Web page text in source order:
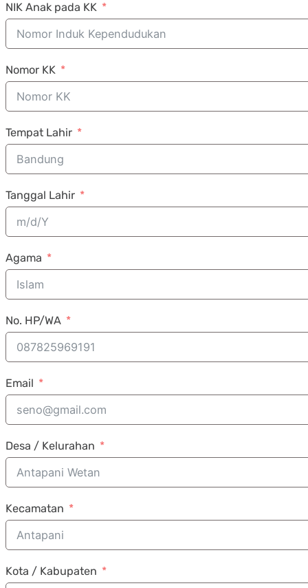
NIK Anak pada KK
Nomor KK
Tempat Lahir
Tanggal Lahir
Agama
No. HP/WA
Email
Desa / Kelurahan
Kecamatan
Kota / Kabupaten